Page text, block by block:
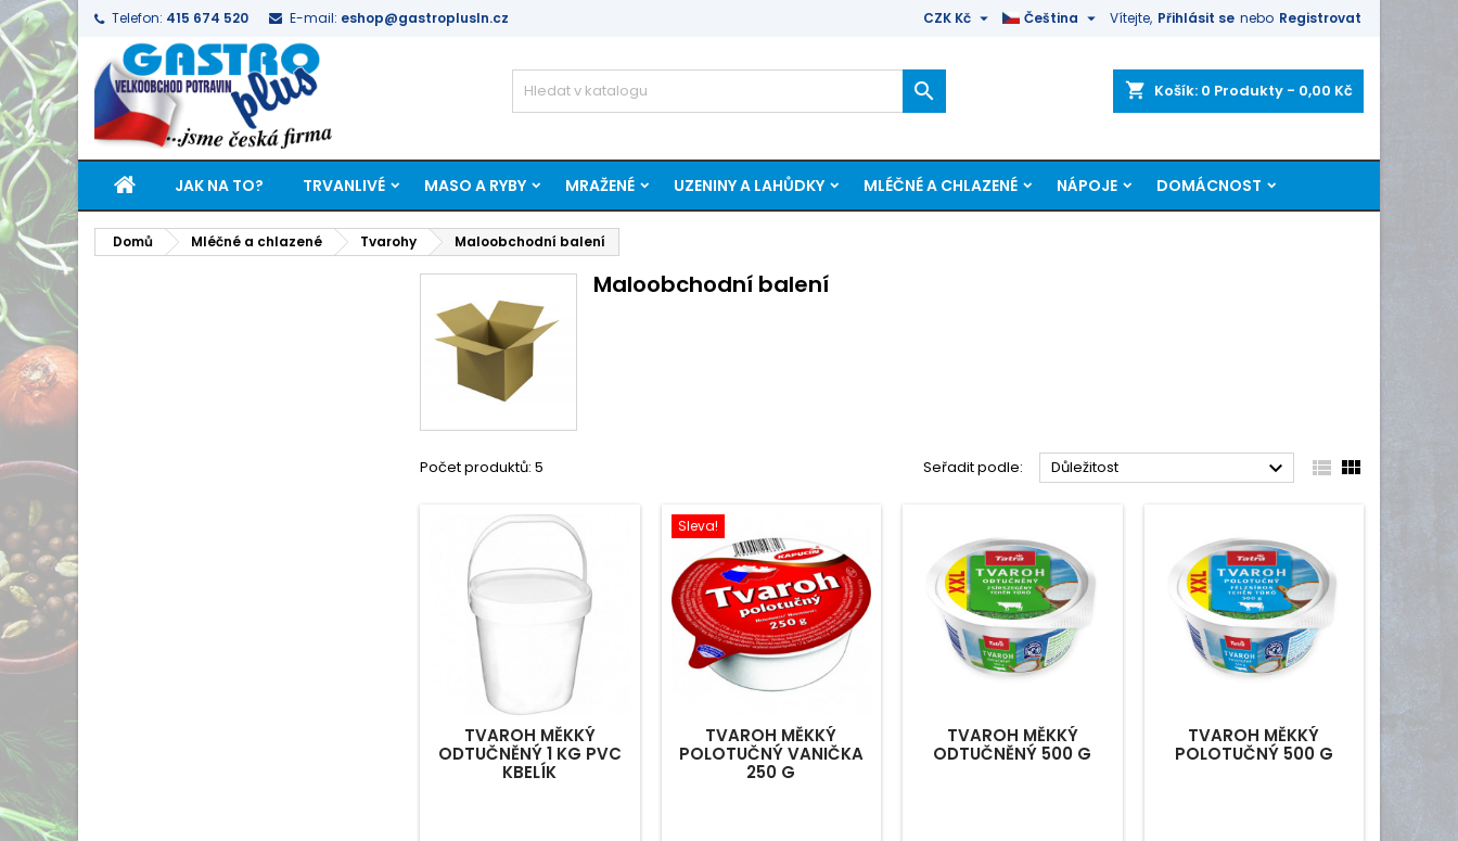
Telefon: 415 674 520 E-mail: eshop@gastroplusln.cz Vítejte, Přihlásit se nebo Registrovat
Čeština 
CZK Kč 
shopping_cart Košík: 0 Produkty - 0,00 Kč

JAK NA TO? TRVANLIVÉ MASO A RYBY MRAŽENÉ UZENINY A LAHŮDKY MLÉČNÉ A CHLAZENÉ NÁPOJE DOMÁCNOST
Domů Mléčné a chlazené Tvarohy Maloobchodní balení
Maloobchodní balení
Počet produktů: 5 Seřadit podle: Důležitost   
TVAROH MĚKKÝ
ODTUČNĚNÝ 1 KG PVC
KBELÍK
Sleva!
TVAROH MĚKKÝ
POLOTUČNÝ VANIČKA
250 G
TVAROH MĚKKÝ
ODTUČNĚNÝ 500 G
TVAROH MĚKKÝ
POLOTUČNÝ 500 G